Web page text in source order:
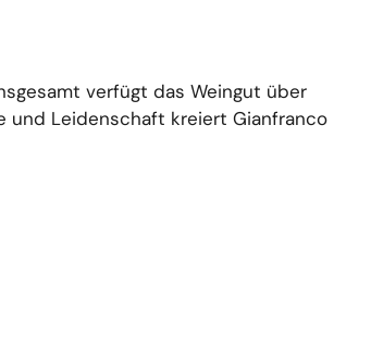
verfügt das Weingut über
und Leidenschaft kreiert Gianfranco